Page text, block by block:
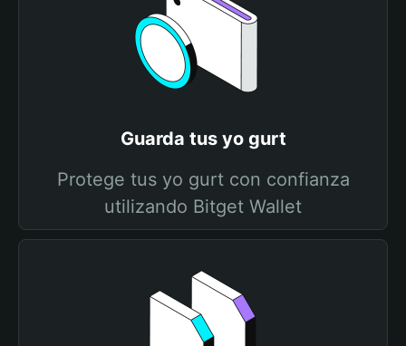
Guarda tus yo gurt
Protege tus yo gurt con confianza
utilizando Bitget Wallet